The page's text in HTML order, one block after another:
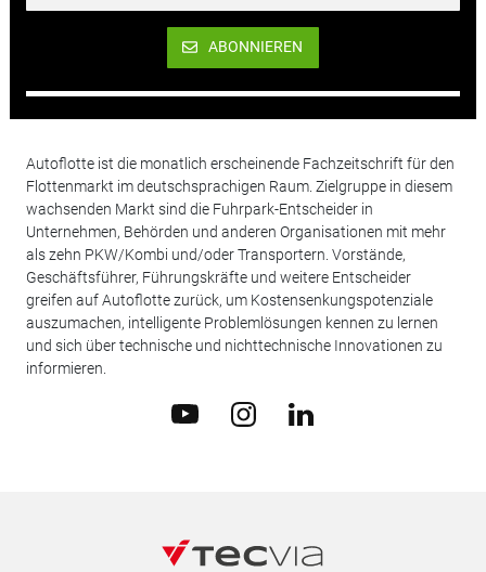
ABONNIEREN
Autoflotte ist die monatlich erscheinende Fachzeitschrift für den
Flottenmarkt im deutschsprachigen Raum. Zielgruppe in diesem
wachsenden Markt sind die Fuhrpark-Entscheider in
Unternehmen, Behörden und anderen Organisationen mit mehr
als zehn PKW/Kombi und/oder Transportern. Vorstände,
Geschäftsführer, Führungskräfte und weitere Entscheider
greifen auf Autoflotte zurück, um Kostensenkungspotenziale
auszumachen, intelligente Problemlösungen kennen zu lernen
und sich über technische und nichttechnische Innovationen zu
informieren.